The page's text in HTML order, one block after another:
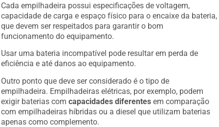
Cada empilhadeira possui especificações de voltagem,
capacidade de carga e espaço físico para o encaixe da bateria,
que devem ser respeitados para garantir o bom
funcionamento do equipamento.
Usar uma bateria incompatível pode resultar em perda de
eficiência e até danos ao equipamento.
Outro ponto que deve ser considerado é o tipo de
empilhadeira. Empilhadeiras elétricas, por exemplo, podem
exigir baterias comcapacidades diferentes em comparação
com empilhadeiras híbridas ou a diesel que utilizam baterias
apenas como complemento.